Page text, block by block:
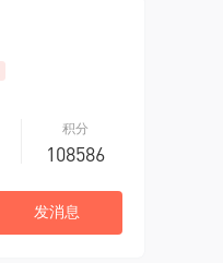
积分
108586
发消息